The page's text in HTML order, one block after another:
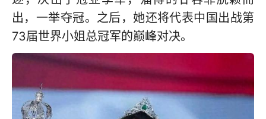
出，一举夺冠。之后，她还将代表中国出战第
73届世界小姐总冠军的巅峰对决。